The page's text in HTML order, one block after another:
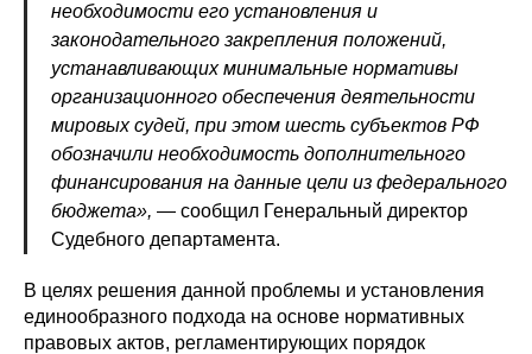
необходимости его установления и
законодательного закрепления положений,
устанавливающих минимальные нормативы
организационного обеспечения деятельности
мировых судей, при этом шесть субъектов РФ
обозначили необходимость дополнительного
финансирования на данные цели из федерального
бюджета», — сообщил Генеральный директор
Судебного департамента.
В целях решения данной проблемы и установления
единообразного подхода на основе нормативных
правовых актов, регламентирующих порядок